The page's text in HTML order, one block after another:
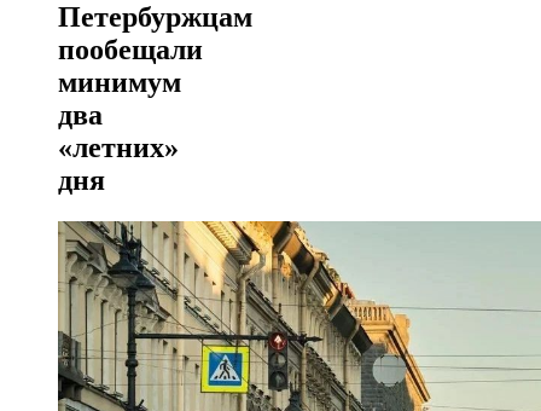
Петербуржцам
пообещали
минимум
два
«летних»
дня